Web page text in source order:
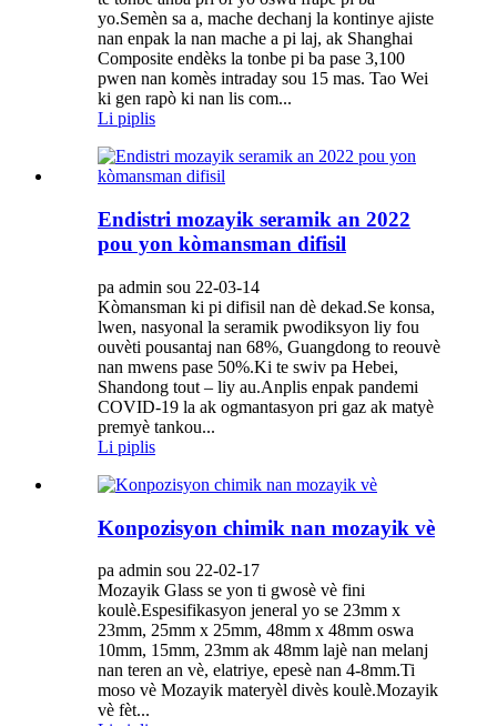
yo.Semèn sa a, mache dechanj la kontinye ajiste
nan enpak la nan mache a pi laj, ak Shanghai
Composite endèks la tonbe pi ba pase 3,100
pwen nan komès intraday sou 15 mas. Tao Wei
ki gen rapò ki nan lis com...
Li piplis
Endistri mozayik seramik an 2022
pou yon kòmansman difisil
pa admin sou 22-03-14
Kòmansman ki pi difisil nan dè dekad.Se konsa,
lwen, nasyonal la seramik pwodiksyon liy fou
ouvèti pousantaj nan 68%, Guangdong to reouvè
nan mwens pase 50%.Ki te swiv pa Hebei,
Shandong tout – liy au.Anplis enpak pandemi
COVID-19 la ak ogmantasyon pri gaz ak matyè
premyè tankou...
Li piplis
Konpozisyon chimik nan mozayik vè
pa admin sou 22-02-17
Mozayik Glass se yon ti gwosè vè fini
koulè.Espesifikasyon jeneral yo se 23mm x
23mm, 25mm x 25mm, 48mm x 48mm oswa
10mm, 15mm, 23mm ak 48mm lajè nan melanj
nan teren an vè, elatriye, epesè nan 4-8mm.Ti
moso vè Mozayik materyèl divès koulè.Mozayik
vè fèt...